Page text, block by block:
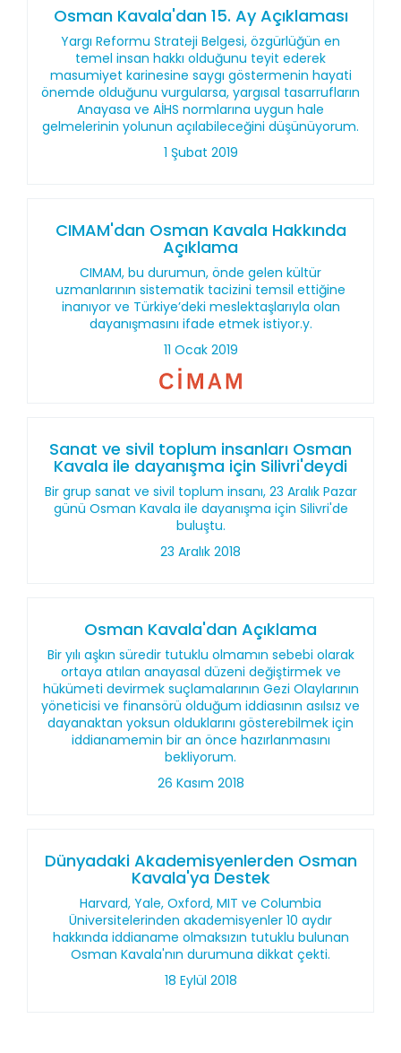
Osman Kavala'dan 15. Ay Açıklaması
Yargı Reformu Strateji Belgesi, özgürlüğün en
temel insan hakkı olduğunu teyit ederek
masumiyet karinesine saygı göstermenin hayati
önemde olduğunu vurgularsa, yargısal tasarrufların
Anayasa ve AİHS normlarına uygun hale
gelmelerinin yolunun açılabileceğini düşünüyorum.
1 Şubat 2019
CIMAM'dan Osman Kavala Hakkında
Açıklama
CIMAM, bu durumun, önde gelen kültür
uzmanlarının sistematik tacizini temsil ettiğine
inanıyor ve Türkiye’deki meslektaşlarıyla olan
dayanışmasını ifade etmek istiyor.y.
11 Ocak 2019
Sanat ve sivil toplum insanları Osman
Kavala ile dayanışma için Silivri'deydi
Bir grup sanat ve sivil toplum insanı, 23 Aralık Pazar
günü Osman Kavala ile dayanışma için Silivri'de
buluştu.
23 Aralık 2018
Osman Kavala'dan Açıklama
Bir yılı aşkın süredir tutuklu olmamın sebebi olarak
ortaya atılan anayasal düzeni değiştirmek ve
hükümeti devirmek suçlamalarının Gezi Olaylarının
yöneticisi ve finansörü olduğum iddiasının asılsız ve
dayanaktan yoksun olduklarını gösterebilmek için
iddianamemin bir an önce hazırlanmasını
bekliyorum.
26 Kasım 2018
Dünyadaki Akademisyenlerden Osman
Kavala'ya Destek
Harvard, Yale, Oxford, MIT ve Columbia
Üniversitelerinden akademisyenler 10 aydır
hakkında iddianame olmaksızın tutuklu bulunan
Osman Kavala'nın durumuna dikkat çekti.
18 Eylül 2018